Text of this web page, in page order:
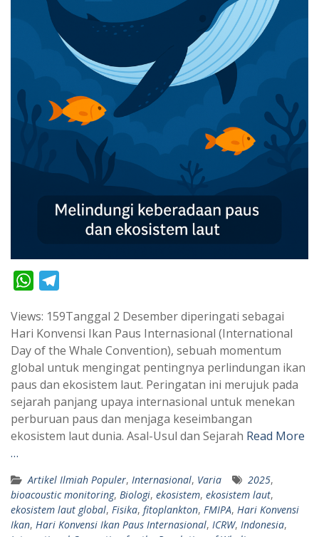
W
a
t
A
p
p
l
e
g
r
a
m
Views: 159Tanggal 2 Desember diperingati sebagai
Hari Konvensi Ikan Paus Internasional (International
Day of the Whale Convention), sebuah momentum
global untuk mengingat pentingnya perlindungan ikan
paus dan ekosistem laut. Peringatan ini merujuk pada
sejarah panjang upaya internasional untuk menekan
perburuan paus dan menjaga keseimbangan
ekosistem laut dunia. Asal-Usul dan Sejarah Read More
…
Artikel Ilmiah Populer, Internasional, Varia 2025,
bioacoustic monitoring, Biologi, ekosistem, ekosistem laut,
ekosistem laut global, Fisika, fitoplankton, FMIPA, Hari Konvensi
Ikan, Hari Konvensi Ikan Paus Internasional, ICRW, Indonesia,